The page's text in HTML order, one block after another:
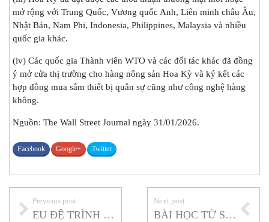
mở rộng với Trung Quốc, Vương quốc Anh, Liên minh châu Âu,
Nhật Bản, Nam Phi, Indonesia, Philippines, Malaysia và nhiều
quốc gia khác.
(iv) Các quốc gia Thành viên WTO và các đối tác khác đã đồng
ý mở cửa thị trường cho hàng nông sản Hoa Kỳ và ký kết các
hợp đồng mua sắm thiết bị quân sự cũng như công nghệ hàng
không.
Nguồn: The Wall Street Journal ngày 31/01/2026.
Facebook Google+ Twitter
Previous post
EU ĐỆ TRÌNH KẾ HOẠCH CẢI TỔ WTO TOÀN DIỆN: ĐẢM BẢO TÍNH DỰ ĐOÁN, CÔNG BẰNG VÀ LINH HOẠT
Next post
BÀI HỌC TỪ SỰ RẠN NỨT CỦA THỊ TRƯỜNG CARBON CHÂU ÂU